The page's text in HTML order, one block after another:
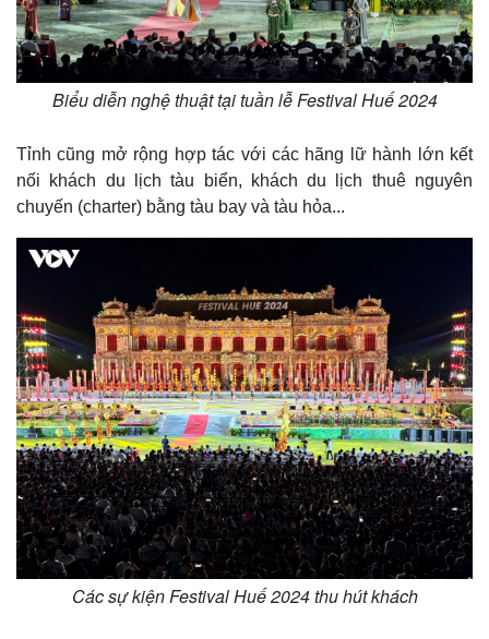
Bất động sản
Khởi nghiệp
Thị trường
Giá vàng
Tiêu dùng
Tỷ giá
Chứng khoán
Giá cà phê
Biểu diễn nghệ thuật tại tuần lễ Festival Huế 2024
Tỉnh cũng mở rộng hợp tác với các hãng lữ hành lớn kết
nối khách du lịch tàu biển, khách du lịch thuê nguyên
chuyến (charter) bằng tàu bay và tàu hỏa...
Các sự kiện Festival Huế 2024 thu hút khách